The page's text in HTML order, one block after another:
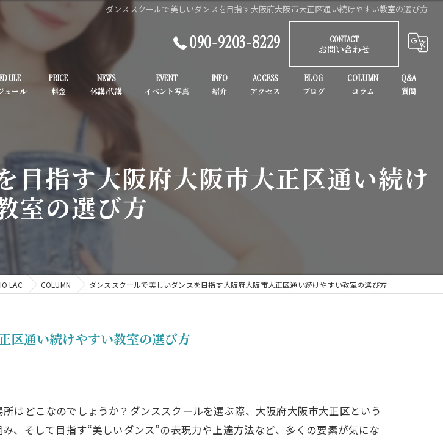
ダンススクールで美しいダンスを目指す大阪府大阪市大正区通い続けやすい教室の選び方
090-9203-8229
CONTACT
お問い合わせ
PRICE NEWS EVENT INFO
子供
ACCESS BLOG COLUMN Q&A
目指す大阪府大阪市大正区通い続け
室の選び方
LAC COLUMN ダンススクールで美しいダンスを目指す大阪府大阪市大正区通い続けやすい教室の選び方
区通い続けやすい教室の選び方
はどこなのでしょうか？ダンススクールを選ぶ際、大阪府大阪市大正区という
、そして目指す“美しいダンス”の表現力や上達方法など、多くの要素が気にな